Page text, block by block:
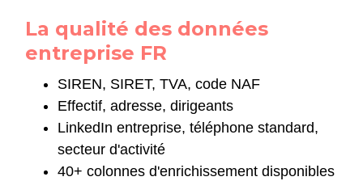
La qualité des données
entreprise FR
SIREN, SIRET, TVA, code NAF
Effectif, adresse, dirigeants
LinkedIn entreprise, téléphone standard,
secteur d'activité
40+ colonnes d'enrichissement disponibles